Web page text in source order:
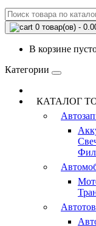
0 товар(ов) -
В корзине
Категории
КАТАЛОГ